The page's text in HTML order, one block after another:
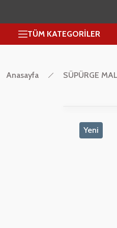
TÜM KATEGORİLER
Anasayfa SÜPÜRGE
Yeni